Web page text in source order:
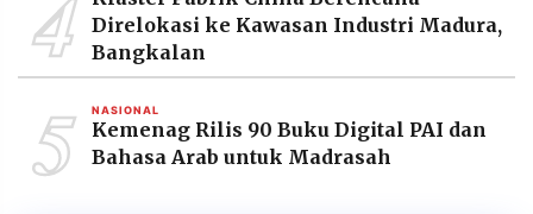
4
Direlokasi ke Kawasan Industri Madura,
Bangkalan
5 NASIONAL
Kemenag Rilis 90 Buku Digital PAI dan
Bahasa Arab untuk Madrasah